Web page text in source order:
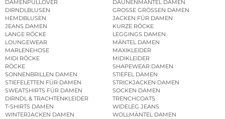
DAMENPULLOVER
DAUNENMÄNTEL DAMEN
DIRNDLBLUSEN
GROSSE GRÖSSEN DAMEN
HEMDBLUSEN
JACKEN FÜR DAMEN
JEANS DAMEN
KURZE RÖCKE
LANGE RÖCKE
LEGGINGS DAMEN
LOUNGEWEAR
MÄNTEL DAMEN
MARLENEHOSE
MAXIKLEIDER
MIDI RÖCKE
MIDIKLEIDER
RÖCKE
SHAPEWEAR DAMEN
SONNENBRILLEN DAMEN
STIEFEL DAMEN
STIEFELETTEN FÜR DAMEN
STRICKJACKEN DAMEN
SWEATSHIRTS FÜR DAMEN
SOCKEN DAMEN
DIRNDL & TRACHTENKLEIDER
TRENCHCOATS
T-SHIRTS DAMEN
WIDELEG JEANS
WINTERJACKEN DAMEN
WOLLMÄNTEL DAMEN